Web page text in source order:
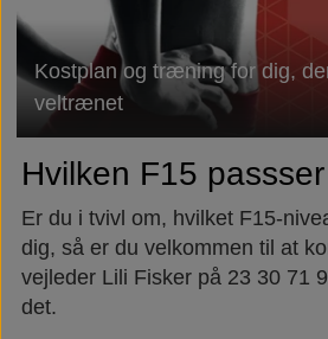
Kostplan og træning for dig,
veltrænet
Hvilken F15
Er du i tvivl om, hvilket F15-
dig, så er du velkommen til at
vejleder Lili Fisker på 23 30 71
det.